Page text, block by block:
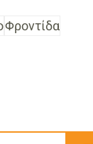
Φροντίδα